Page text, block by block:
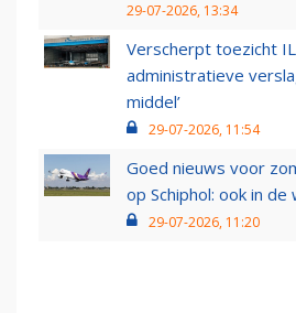
29-07-2026, 13:34
Verscherpt toezicht
administratieve
middel’
29-07-2026, 11:54
Goed nieuws voor
op Schiphol: ook in
29-07-2026, 11:20